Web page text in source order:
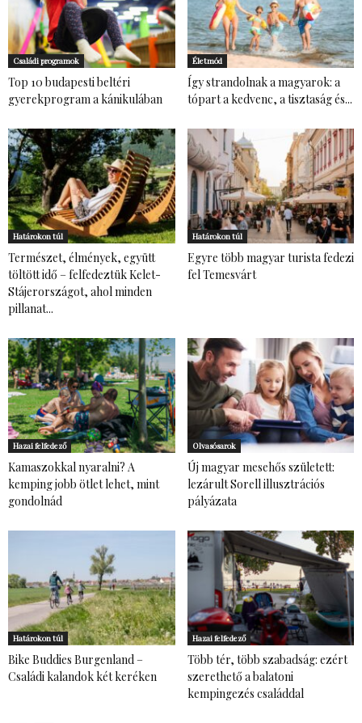
Családi programok
Top 10 budapesti beltéri
gyerekprogram a kánikulában
Életmód
Így strandolnak a magyarok: a
tópart a kedvenc, a tisztaság és...
Határokon túl
Természet, élmények, együtt
töltött idő – felfedeztük Kelet-
Stájerországot, ahol minden
pillanat...
Határokon túl
Egyre több magyar turista fedezi
fel Temesvárt
Hazai felfedező
Kamaszokkal nyaralni? A
kemping jobb ötlet lehet, mint
gondolnád
Olvasósarok
Új magyar mesehős született:
lezárult Sorell illusztrációs
pályázata
Határokon túl
Bike Buddies Burgenland –
Családi kalandok két keréken
Hazai felfedező
Több tér, több szabadság: ezért
szerethető a balatoni
kempingezés családdal